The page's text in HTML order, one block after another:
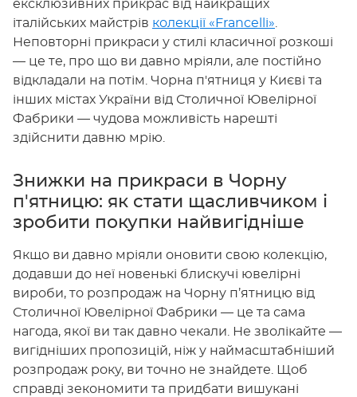
ексклюзивних прикрас від найкращих
італійських майстрів колекції «Francelli».
Неповторні прикраси у стилі класичної розкоші
— це те, про що ви давно мріяли, але постійно
відкладали на потім. Чорна п'ятниця у Києві та
інших містах України від Столичної Ювелірної
Фабрики — чудова можливість нарешті
здійснити давню мрію.
Знижки на прикраси в Чорну
п'ятницю: як стати щасливчиком і
зробити покупки найвигідніше
Якщо ви давно мріяли оновити свою колекцію,
додавши до неї новенькі блискучі ювелірні
вироби, то розпродаж на Чорну п’ятницю від
Столичної Ювелірної Фабрики — це та сама
нагода, якої ви так давно чекали. Не зволікайте —
вигідніших пропозицій, ніж у наймасштабніший
розпродаж року, ви точно не знайдете. Щоб
справді зекономити та придбати вишукані